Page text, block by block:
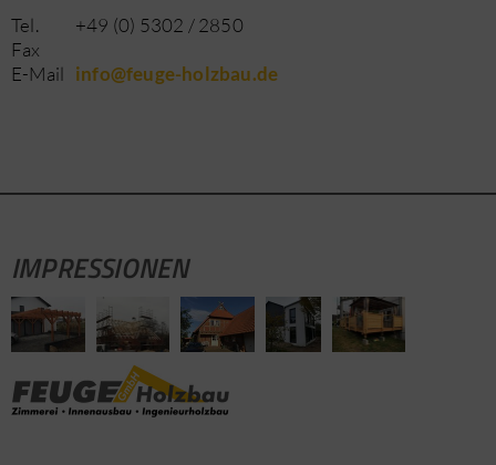
Tel.
+49 (0) 5302 / 2850
Fax
E-Mail info@feuge-holzbau.de
IMPRESSIONEN